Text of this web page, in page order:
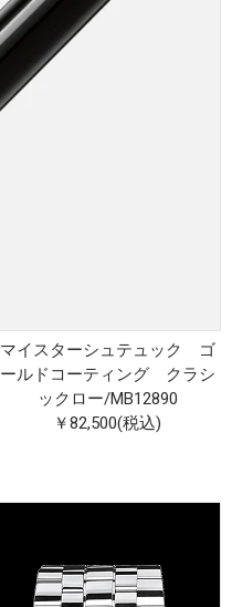
マイスターシュテュック ゴ
ールドコーティング クラシ
ックロー/MB12890
￥82,500(税込)